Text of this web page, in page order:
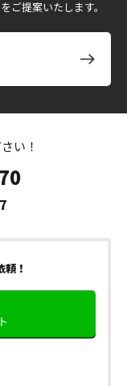
ご提案いたします。
い！
！